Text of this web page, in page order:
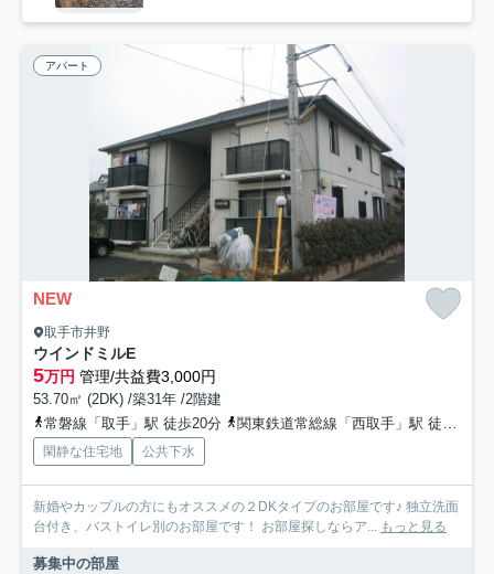
アパート
NEW
取手市井野
ウインドミルE
5万円 管理/共益費3,000円
53.70㎡ (2DK) /築31年 /2階建
常磐線「取手」駅 徒歩20分
関東鉄道常総線「西取手」駅 徒歩24分
閑静な住宅地 公共下水
新婚やカップルの方にもオススメの２DKタイプのお部屋です♪ 独立洗面
台付き、バストイレ別のお部屋です！ お部屋探しならア... もっと見る
募集中の部屋